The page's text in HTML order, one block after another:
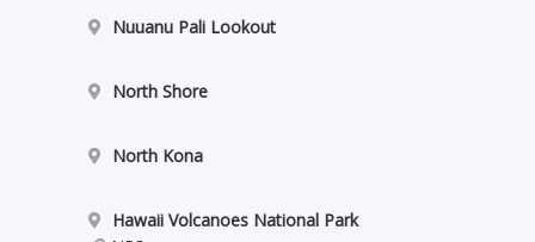
Nuuanu Pali Lookout
North Shore
North Kona
Hawaii Volcanoes National Park